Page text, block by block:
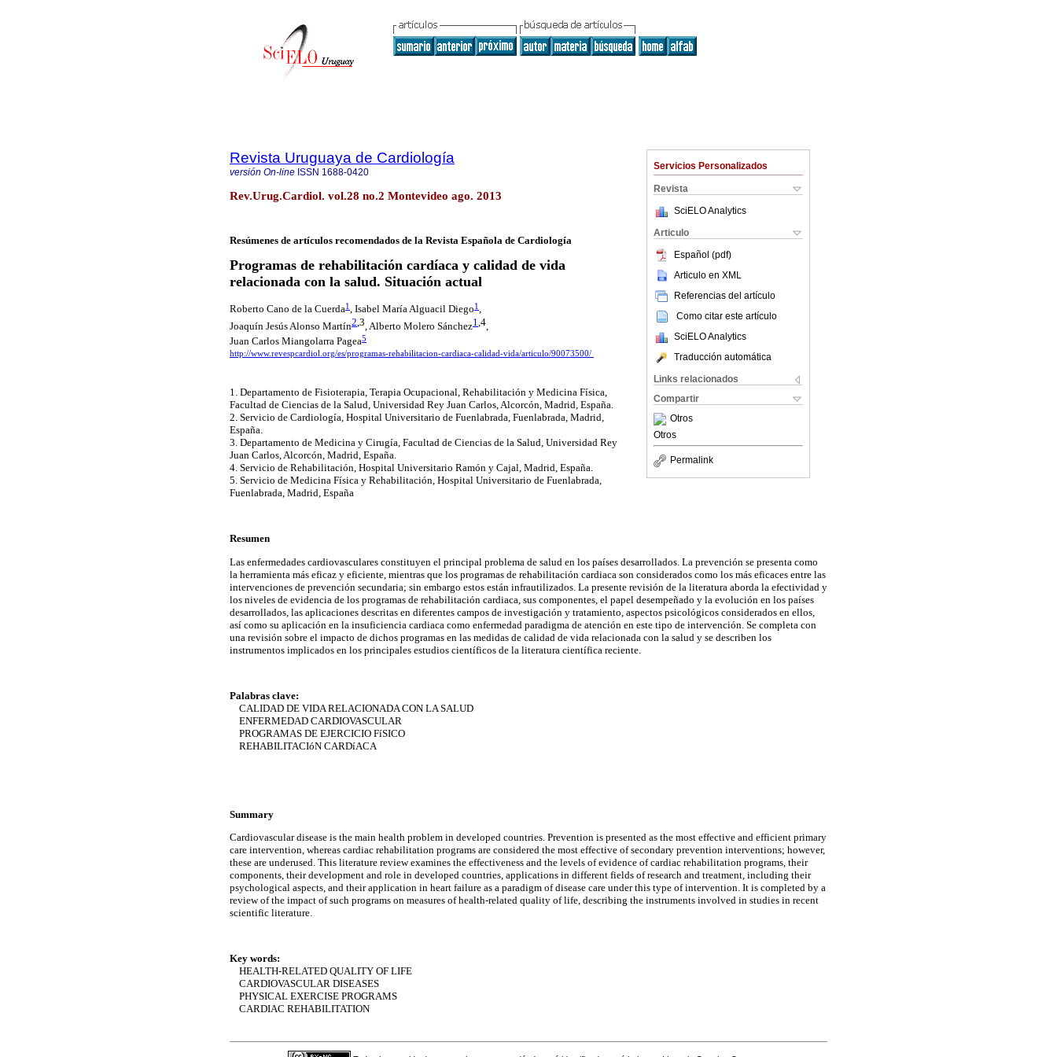
Servicios Personalizados
Revista
SciELO Analytics
Articulo
Español (pdf)
Articulo en XML
Referencias del artículo
Como citar este artículo
SciELO Analytics
Traducción automática
Links relacionados
Compartir
Otros
Otros
Permalink
Revista Uruguaya de Cardiología
versión On-line ISSN 1688-0420
Rev.Urug.Cardiol. vol.28 no.2 Montevideo ago. 2013
Resúmenes de artículos recomendados de la Revista Española de Cardiología
Programas de rehabilitación cardíaca y calidad de vida
relacionada con la salud. Situación actual
Roberto Cano de la Cuerda1, Isabel María Alguacil Diego1,
Joaquín Jesús Alonso Martín2 ,3, Alberto Molero Sánchez1 ,4,
Juan Carlos Miangolarra Pagea5
http://www.revespcardiol.org/es/programas-rehabilitacion-cardiaca-calidad-vida/articulo/90073500/
1. Departamento de Fisioterapia, Terapia Ocupacional, Rehabilitación y Medicina Física,
Facultad de Ciencias de la Salud, Universidad Rey Juan Carlos, Alcorcón, Madrid, España.
2. Servicio de Cardiología, Hospital Universitario de Fuenlabrada, Fuenlabrada, Madrid,
España.
3. Departamento de Medicina y Cirugía, Facultad de Ciencias de la Salud, Universidad Rey
Juan Carlos, Alcorcón, Madrid, España.
4. Servicio de Rehabilitación, Hospital Universitario Ramón y Cajal, Madrid, España.
5. Servicio de Medicina Física y Rehabilitación, Hospital Universitario de Fuenlabrada,
Fuenlabrada, Madrid, España
Resumen
Las enfermedades cardiovasculares constituyen el principal problema de salud en los países desarrollados. La prevención se presenta como
la herramienta más eficaz y eficiente, mientras que los programas de rehabilitación cardiaca son considerados como los más eficaces entre las
intervenciones de prevención secundaria; sin embargo estos están infrautilizados. La presente revisión de la literatura aborda la efectividad y
los niveles de evidencia de los programas de rehabilitación cardiaca, sus componentes, el papel desempeñado y la evolución en los países
desarrollados, las aplicaciones descritas en diferentes campos de investigación y tratamiento, aspectos psicológicos considerados en ellos,
así como su aplicación en la insuficiencia cardiaca como enfermedad paradigma de atención en este tipo de intervención. Se completa con
una revisión sobre el impacto de dichos programas en las medidas de calidad de vida relacionada con la salud y se describen los
instrumentos implicados en los principales estudios científicos de la literatura científica reciente.
Palabras clave:
CALIDAD DE VIDA RELACIONADA CON LA SALUD
ENFERMEDAD CARDIOVASCULAR
PROGRAMAS DE EJERCICIO FíSICO
REHABILITACIóN CARDíACA
Summary
Cardiovascular disease is the main health problem in developed countries. Prevention is presented as the most effective and efficient primary
care intervention, whereas cardiac rehabilitation programs are considered the most effective of secondary prevention interventions; however,
these are underused. This literature review examines the effectiveness and the levels of evidence of cardiac rehabilitation programs, their
components, their development and role in developed countries, applications in different fields of research and treatment, including their
psychological aspects, and their application in heart failure as a paradigm of disease care under this type of intervention. It is completed by a
review of the impact of such programs on measures of health-related quality of life, describing the instruments involved in studies in recent
scientific literature.
Key words:
HEALTH-RELATED QUALITY OF LIFE
CARDIOVASCULAR DISEASES
PHYSICAL EXERCISE PROGRAMS
CARDIAC REHABILITATION